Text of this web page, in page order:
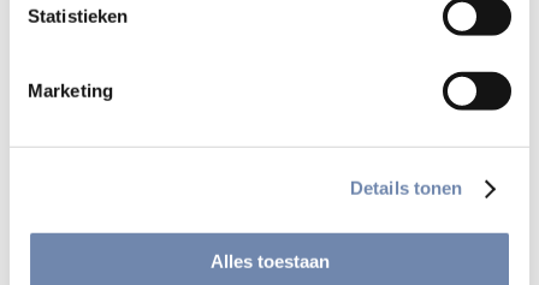
Statistieken
Marketing
Details tonen
Alles toestaan
zichzelf, wat ze in die stilte zouden kunnen aantreffen.
muziek en bezigheden. Johannes beoogt niet een doodse
draagt. Een stilte die tegelijkertijd een appel op iemand
doet: in de stilte kan men zijn eigen tekortkomingen
Als men zichzelf niet ontmoet, kan men ook nooit zichzelf